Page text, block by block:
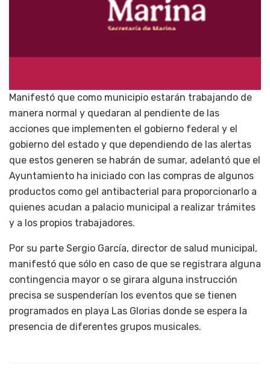
Manifestó que como municipio estarán trabajando de
manera normal y quedaran al pendiente de las
acciones que implementen el gobierno federal y el
gobierno del estado y que dependiendo de las alertas
que estos generen se habrán de sumar, adelantó que el
Ayuntamiento ha iniciado con las compras de algunos
productos como gel antibacterial para proporcionarlo a
quienes acudan a palacio municipal a realizar trámites
y a los propios trabajadores.
Por su parte Sergio García, director de salud municipal,
manifestó que sólo en caso de que se registrara alguna
contingencia mayor o se girara alguna instrucción
precisa se suspenderían los eventos que se tienen
programados en playa Las Glorias donde se espera la
presencia de diferentes grupos musicales.